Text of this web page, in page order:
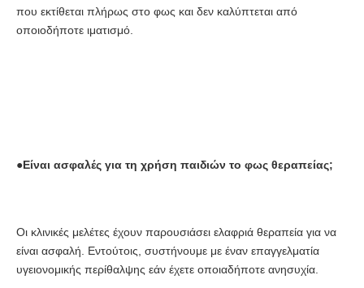
που εκτίθεται πλήρως στο φως και δεν καλύπτεται από
οποιοδήποτε ιματισμό.
●Είναι ασφαλές για τη χρήση παιδιών το φως θεραπείας;
Οι κλινικές μελέτες έχουν παρουσιάσει ελαφριά θεραπεία για να
είναι ασφαλή. Εντούτοις, συστήνουμε με έναν επαγγελματία
υγειονομικής περίθαλψης εάν έχετε οποιαδήποτε ανησυχία.